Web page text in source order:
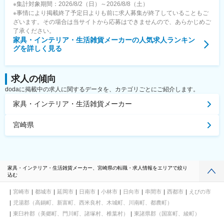
※集計対象期間：2026/8/2（日）～2026/8/8（土）
※事情により掲載終了予定日よりも前に求人募集が終了していることもご
ざいます。その場合は当サイトから応募はできませんので、あらかじめご
了承ください。
家具・インテリア・生活雑貨メーカーの人気求人ランキン
グを詳しく見る
求人の傾向
dodaに掲載中の求人に関するデータを、カテゴリごとにご紹介します。
家具・インテリア・生活雑貨メーカー
宮崎県
家具・インテリア・生活雑貨メーカー、宮崎県の転職・求人情報をエリアで絞り
込む
宮崎市 都城市 延岡市 日南市 小林市 日向市 串間市 西都市
えびの市
児湯郡（高鍋町、新富町、西米良村、木城町、川南町、都農町）
東臼杵郡（美郷町、門川町、諸塚村、椎葉村）
東諸県郡（国富町、綾町）